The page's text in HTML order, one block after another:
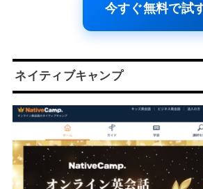
今すぐ無料で試
ネイティブキャンプ